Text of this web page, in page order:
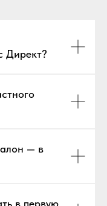
Директ?
— в